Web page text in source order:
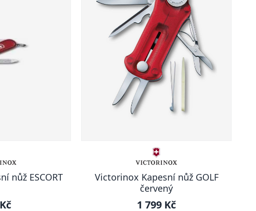
nůž ESCORT
Victorinox Kapesní nůž GOLF
červený
1 799 Kč